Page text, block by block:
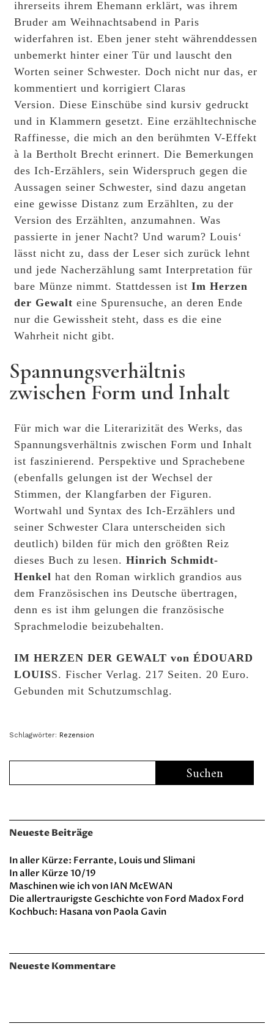
ihrerseits ihrem Ehemann erklärt, was ihrem
Bruder am Weihnachtsabend in Paris
widerfahren ist. Eben jener steht währenddessen
unbemerkt hinter einer Tür und lauscht den
Worten seiner Schwester. Doch nicht nur das, er
kommentiert und korrigiert Claras
Version. Diese Einschübe sind kursiv gedruckt
und in Klammern gesetzt. Eine erzähltechnische
Raffinesse, die mich an den berühmten V-Effekt
à la Bertholt Brecht erinnert. Die Bemerkungen
des Ich-Erzählers, sein Widerspruch gegen die
Aussagen seiner Schwester, sind dazu angetan
eine gewisse Distanz zum Erzählten, zu der
Version des Erzählten, anzumahnen. Was
passierte in jener Nacht? Und warum? Louis‘
lässt nicht zu, dass der Leser sich zurück lehnt
und jede Nacherzählung samt Interpretation für
bare Münze nimmt. Stattdessen ist Im Herzen
der Gewalt eine Spurensuche, an deren Ende
nur die Gewissheit steht, dass es die eine
Wahrheit nicht gibt.
Spannungsverhältnis
zwischen Form und Inhalt
Für mich war die Literarizität des Werks, das
Spannungsverhältnis zwischen Form und Inhalt
ist faszinierend. Perspektive und Sprachebene
(ebenfalls gelungen ist der Wechsel der
Stimmen, der Klangfarben der Figuren.
Wortwahl und Syntax des Ich-Erzählers und
seiner Schwester Clara unterscheiden sich
deutlich) bilden für mich den größten Reiz
dieses Buch zu lesen. Hinrich Schmidt-
Henkel hat den Roman wirklich grandios aus
dem Französischen ins Deutsche übertragen,
denn es ist ihm gelungen die französische
Sprachmelodie beizubehalten.
IM HERZEN DER GEWALT von ÉDOUARD
LOUISS. Fischer Verlag. 217 Seiten. 20 Euro.
Gebunden mit Schutzumschlag.
Schlagwörter: Rezension
Neueste Beiträge
In aller Kürze: Ferrante, Louis und Slimani
In aller Kürze 10/19
Maschinen wie ich von IAN McEWAN
Die allertraurigste Geschichte von Ford Madox Ford
Kochbuch: Hasana von Paola Gavin
Neueste Kommentare